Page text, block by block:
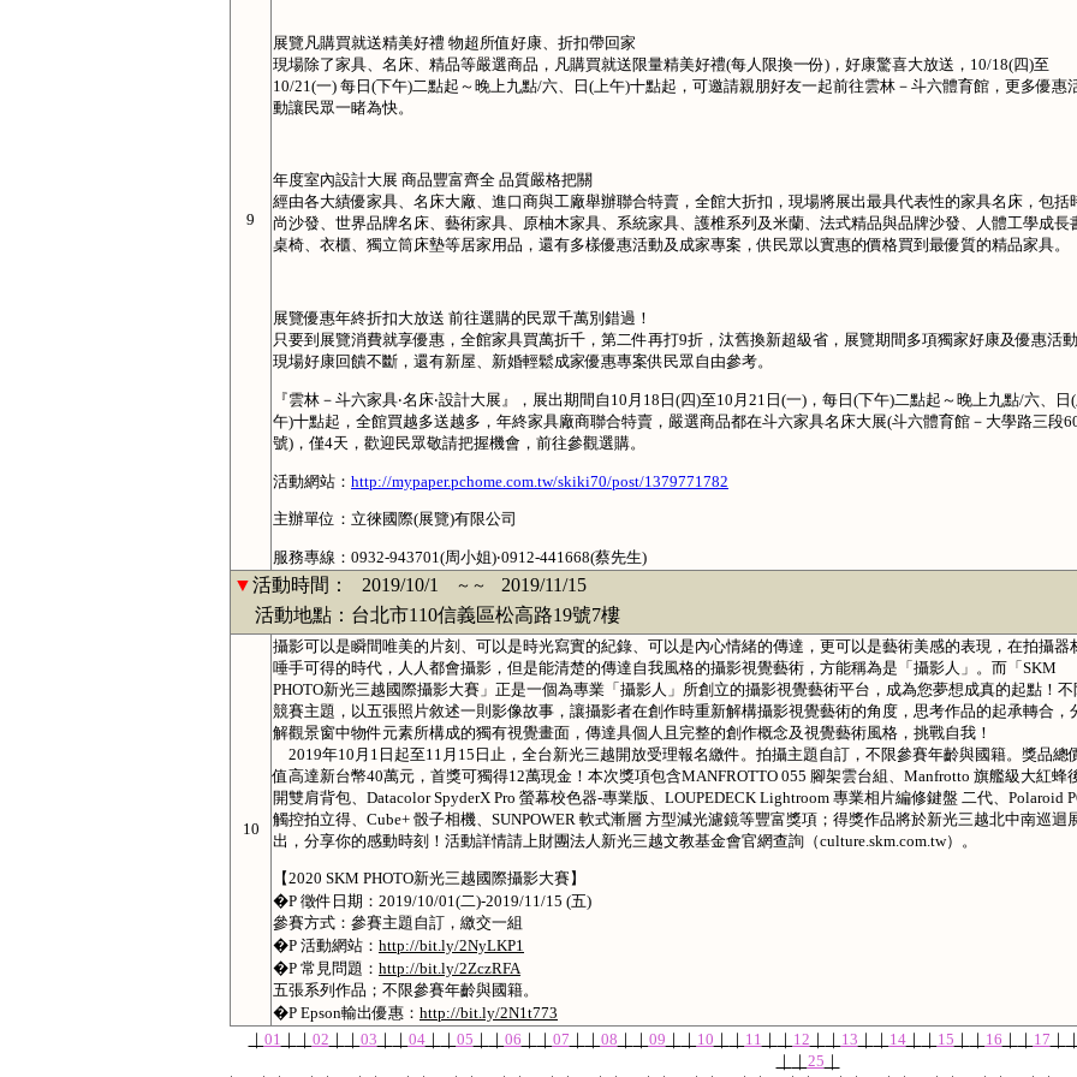
9
展覽凡購買就送精美好禮 物超所值好康、折扣帶回家
現場除了家具、名床、精品等嚴選商品，凡購買就送限量精美好禮(每人限換一份)，好康驚喜大放送，10/18(四)至
10/21(一) 每日(下午)二點起～晚上九點/六、日(上午)十點起，可邀請親朋好友一起前往雲林－斗六體育館，更多優惠
動讓民眾一睹為快。
年度室內設計大展 商品豐富齊全 品質嚴格把關
經由各大績優家具、名床大廠、進口商與工廠舉辦聯合特賣，全館大折扣，現場將展出最具代表性的家具名床，包括
尚沙發、世界品牌名床、藝術家具、原柚木家具、系統家具、護椎系列及米蘭、法式精品與品牌沙發、人體工學成長
桌椅、衣櫃、獨立筒床墊等居家用品，還有多樣優惠活動及成家專案，供民眾以實惠的價格買到最優質的精品家具。
展覽優惠年終折扣大放送 前往選購的民眾千萬別錯過！
只要到展覽消費就享優惠，全館家具買萬折千，第二件再打9折，汰舊換新超級省，展覽期間多項獨家好康及優惠活動
現場好康回饋不斷，還有新屋、新婚輕鬆成家優惠專案供民眾自由參考。
『雲林－斗六家具‧名床‧設計大展』，展出期間自10月18日(四)至10月21日(一)，每日(下午)二點起～晚上九點/六、日
午)十點起，全館買越多送越多，年終家具廠商聯合特賣，嚴選商品都在斗六家具名床大展(斗六體育館－大學路三段
號)，僅4天，歡迎民眾敬請把握機會，前往參觀選購。
活動網站： http://mypaper.pchome.com.tw/skiki70/post/1379771782
主辦單位：立徠國際(展覽)有限公司
服務專線：0932-943701(周小姐)‧0912-441668(蔡先生)
▼活動時間： 2019/10/1 ～～
2019/11/15
活動地點：台北市110信義區松高路19號7樓
10
攝影可以是瞬間唯美的片刻、可以是時光寫實的紀錄、可以是內心情緒的傳達，更可以是藝術美感的表現，在拍攝器
唾手可得的時代，人人都會攝影，但是能清楚的傳達自我風格的攝影視覺藝術，方能稱為是「攝影人」。而「SKM
PHOTO新光三越國際攝影大賽」正是一個為專業「攝影人」所創立的攝影視覺藝術平台，成為您夢想成真的起點！不
競賽主題，以五張照片敘述一則影像故事，讓攝影者在創作時重新解構攝影視覺藝術的角度，思考作品的起承轉合，
解觀景窗中物件元素所構成的獨有視覺畫面，傳達具個人且完整的創作概念及視覺藝術風格，挑戰自我！
2019年10月1日起至11月15日止，全台新光三越開放受理報名繳件。拍攝主題自訂，不限參賽年齡與國籍。獎品總
值高達新台幣40萬元，首獎可獨得12萬現金！本次獎項包含MANFROTTO 055 腳架雲台組、Manfrotto 旗艦級大紅蜂
開雙肩背包、Datacolor SpyderX Pro 螢幕校色器-專業版、LOUPEDECK Lightroom 專業相片編修鍵盤 二代、Polaroid
觸控拍立得、Cube+ 骰子相機、SUNPOWER 軟式漸層 方型減光濾鏡等豐富獎項；得獎作品將於新光三越北中南巡迴
出，分享你的感動時刻！活動詳情請上財團法人新光三越文教基金會官網查詢（culture.skm.com.tw）。
【2020 SKM PHOTO新光三越國際攝影大賽】
�P 徵件日期：2019/10/01(二)-2019/11/15 (五)
參賽方式：參賽主題自訂，繳交一組
�P 活動網站： http://bit.ly/2NyLKP1
�P 常見問題： http://bit.ly/2ZczRFA
五張系列作品；不限參賽年齡與國籍。
�P Epson輸出優惠： http://bit.ly/2N1t773
｜ 01 ｜ ｜ 02 ｜ ｜ 03 ｜ ｜ 04｜ ｜ 05 ｜ ｜ 06 ｜ ｜ 07 ｜ ｜ 08 ｜ ｜ 09 ｜ ｜ 10 ｜ ｜ 11 ｜ ｜ 12 ｜ ｜ 13 ｜ ｜ 14｜ ｜ 15 ｜ ｜ 16 ｜ ｜ 17 ｜ ｜
｜
｜ 25 ｜